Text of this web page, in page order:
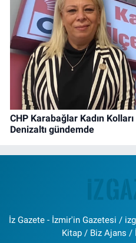
CHP Karabağlar Kadın
Denizaltı gündemde
İz Gazete - İzmir'in Gazetesi /
Kitap / Biz Ajans /